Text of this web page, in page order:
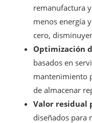
remanufactura
menos energía
cero,
Optimización
basados en
mantenimiento
de almacenar
Valor residual
diseñados para